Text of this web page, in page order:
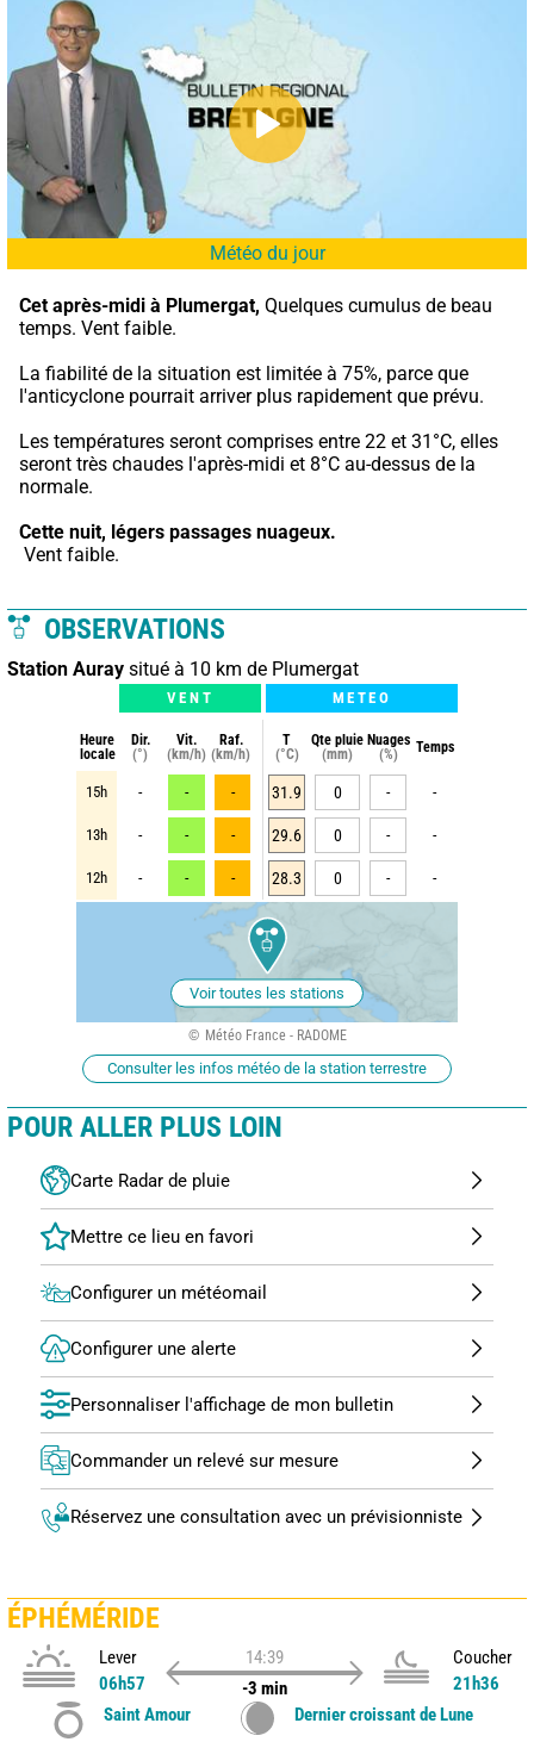
Météo du jour
Cet après-midi à Plumergat, Quelques cumulus de beau
temps. Vent faible.
La fiabilité de la situation est limitée à 75%, parce que
l'anticyclone pourrait arriver plus rapidement que prévu.
Les températures seront comprises entre 22 et 31°C, elles
seront très chaudes l'après-midi et 8°C au-dessus de la
normale.
Cette nuit, légers passages nuageux.
Vent faible.
OBSERVATIONS
Station Auray situé à 10 km de Plumergat
VENT METEO
Heure
locale
Dir.
(°)
Vit.
(km/h)
Raf.
(km/h)
T
(°C)
Qte pluie
(mm)
Nuages
(%)
Temps
15h - - - 31.9 0 - -
13h - - - 29.6 0 - -
12h - - - 28.3 0 - -
Voir toutes les stations
Météo France - RADOME
Consulter les infos météo de la station terrestre
POUR ALLER PLUS LOIN
Carte Radar de pluie
Configurer un météomail
Configurer une alerte
Personnaliser l'affichage de mon bulletin
Commander un relevé sur mesure
Réservez une consultation avec un prévisionniste
ÉPHÉMÉRIDE
Lever
06h57
14:39
-3 min
Coucher
21h36
Saint Amour
Dernier croissant de Lune